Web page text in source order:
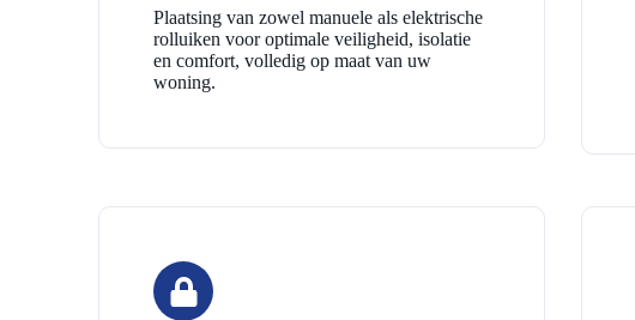
Plaatsing van zowel manuele als elektrische
rolluiken voor optimale veiligheid, isolatie
en comfort, volledig op maat van uw
woning.